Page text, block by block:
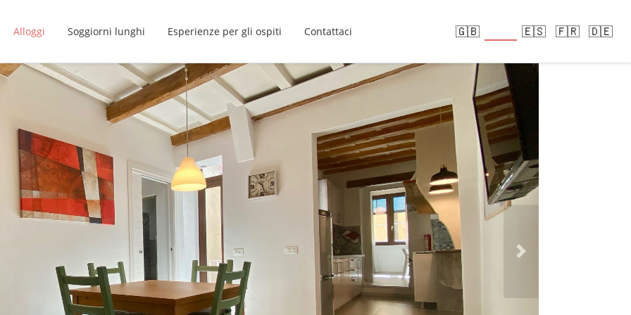
Alloggi Soggiorni lunghi Esperienze per gli ospiti Contattaci 🇬🇧 🇪🇸 🇫🇷 🇩🇪